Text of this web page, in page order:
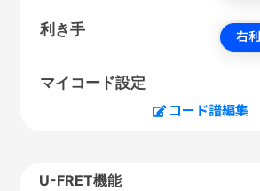
利き手 右
マイコード設定
コード譜編集
U-FRET機能